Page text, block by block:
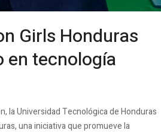
Girls Honduras
en tecnología
la Universidad Tecnológica de Honduras
una iniciativa que promueve la